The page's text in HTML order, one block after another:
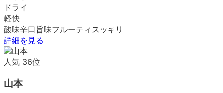
ドライ
軽快
酸味辛口 旨味フルーティ スッキリ
詳細を見る
人気 36位
山本